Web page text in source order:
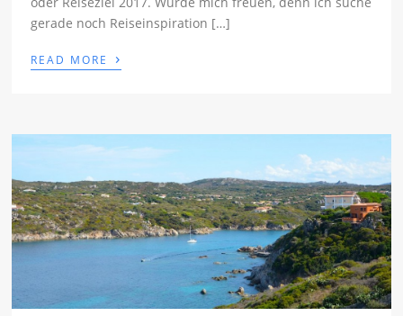
gerade noch Reiseinspiration […]
READ MORE ›